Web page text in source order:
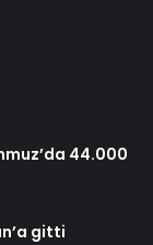
44.000
gitti